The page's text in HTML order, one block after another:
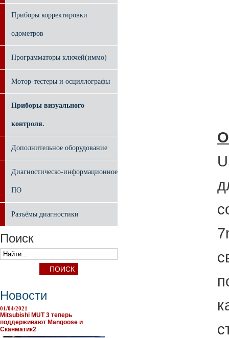
Приборы корректировки
одометров
Программаторы ключей(иммо)
Мотор-тестеры и осциллографы
Приборы визуального
контроля.
Дополнительное оборудование
Диагностическо-информационное
ПО
Разъёмы диагностики
Поиск
Новости
01/04/2021
Mitsubishi MUT 3 теперь
поддерживают Mangoose и
Сканматик2